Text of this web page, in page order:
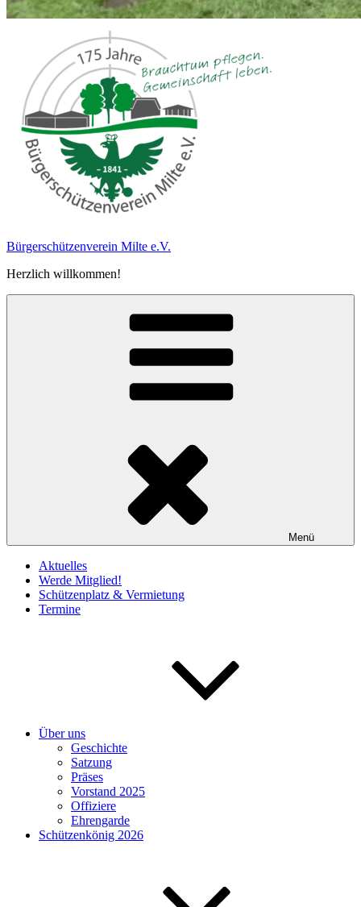
Bürgerschützen­verein Milte e.V.
Herzlich willkommen!
Menü
Aktuelles
Werde Mitglied!
Schützenplatz & Vermietung
Termine
Über uns
Geschichte
Satzung
Präses
Vorstand 2025
Offiziere
Ehrengarde
Schützenkönig 2026